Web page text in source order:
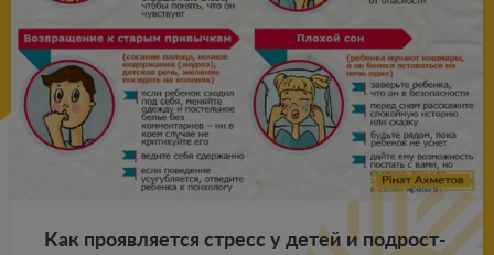
Как про­яв­ля­ет­ся стресс у детей и под­рост­